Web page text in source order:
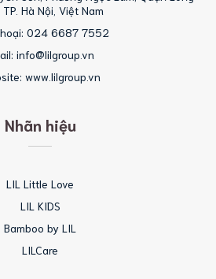
TP. Hà Nội, Việt Nam
024 6687 7552
info@lilgroup.vn
www.lilgroup.vn
Nhãn hiệu
LIL Little Love
LIL KIDS
Bamboo by LIL
LILCare